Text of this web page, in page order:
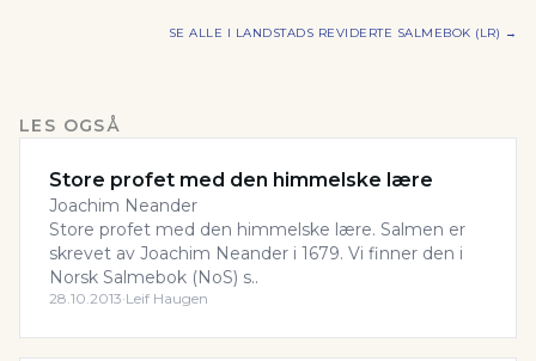
SE ALLE I LANDSTADS REVIDERTE SALMEBOK (LR) →
LES OGSÅ
Store profet med den himmelske lære
Joachim Neander
Store profet med den himmelske lære. Salmen er
skrevet av Joachim Neander i 1679. Vi finner den i
Norsk Salmebok (NoS) s..
28.10.2013·Leif Haugen